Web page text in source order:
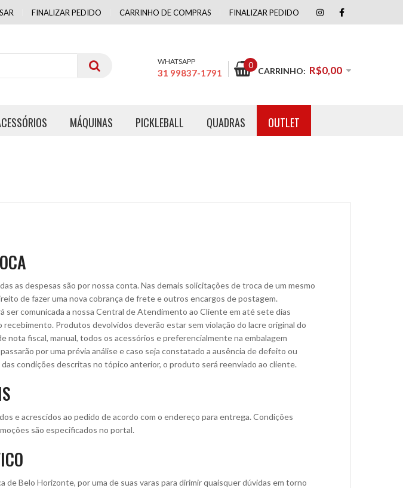
FINALIZAR PEDIDO CARRINHO DE COMPRAS FINALIZAR PEDIDO
WHATSAPP
31 99837-1791
0
CARRINHO: R$0,00
MÁQUINAS PICKLEBALL QUADRAS OUTLET
as despesas são por nossa conta. Nas demais solicitações de troca de um mesmo
de fazer uma nova cobrança de frete e outros encargos de postagem.
ser comunicada a nossa Central de Atendimento ao Cliente em até sete dias
recebimento. Produtos devolvidos deverão estar sem violação do lacre original do
nota fiscal, manual, todos os acessórios e preferencialmente na embalagem
por uma prévia análise e caso seja constatado a ausência de defeito ou
condições descritas no tópico anterior, o produto será reenviado ao cliente.
e acrescidos ao pedido de acordo com o endereço para entrega. Condições
são especificados no portal.
de Belo Horizonte, por uma de suas varas para dirimir quaisquer dúvidas em torno